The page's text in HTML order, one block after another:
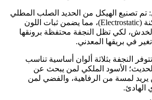
تم تصنيع الهيكل من الحديد الصلب المطلي
بتقنية الكهرباء الساكنة (Electrostatic)، مما يضمن ثبات اللون
لكي تظل النجفة محتفظة برونقها
في بريقها المعدني.
النجفة بثلاثة ألوان أساسية تناسب
الأسود الملكي لمن يبحث عن
يريد لمسة من الرفاهية، والفضي لمن
الهادئ.